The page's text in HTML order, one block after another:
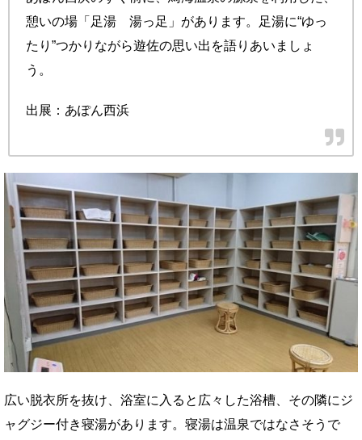
憩いの場「足湯 湯っ足」があります。足湯に“ゆっ
たり”つかりながら遊佐の思い出を語りあいましょ
う。
出展：あぽん西浜
広い脱衣所を抜け、浴室に入ると広々した浴槽、その隣にジ
ャグジー付き寝湯があります。寝湯は温泉ではなさそうで